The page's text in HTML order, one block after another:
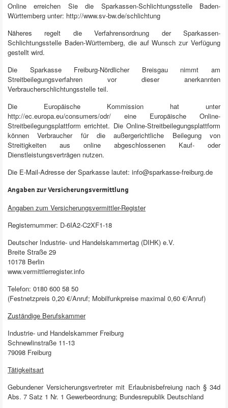
Online erreichen Sie die Sparkassen-Schlichtungsstelle Baden-
Württemberg unter: http://www.sv-bw.de/schlichtung
Näheres regelt die Verfahrensordnung der Sparkassen-
Schlichtungsstelle Baden-Württemberg, die auf Wunsch zur Verfügung
gestellt wird.
Die Sparkasse Freiburg-Nördlicher Breisgau nimmt am
Streitbeilegungsverfahren vor dieser anerkannten
Verbraucherschlichtungsstelle teil.
Die Europäische Kommission hat unter
http://ec.europa.eu/consumers/odr/ eine Europäische Online-
Streitbeilegungsplattform errichtet. Die Online-Streitbeilegungsplattform
können Verbraucher für die außergerichtliche Beilegung von
Streitigkeiten aus online abgeschlossenen Kauf- oder
Dienstleistungsverträgen nutzen.
Die E-Mail-Adresse der Sparkasse lautet: info@sparkasse-freiburg.de
Angaben zur Versicherungsvermittlung
Angaben zum Versicherungsvermittler-Register
Registernummer: D-6IA2-C2XF1-18
Deutscher Industrie- und Handelskammertag (DIHK) e.V.
Breite Straße 29
10178 Berlin
www.vermittlerregister.info
Telefon: 0180 600 58 50
(Festnetzpreis 0,20 €/Anruf; Mobilfunkpreise maximal 0,60 €/Anruf)
Zuständige Berufskammer
Industrie- und Handelskammer Freiburg
Schnewlinstraße 11-13
79098 Freiburg
Tätigkeitsart
Gebundener Versicherungs­vertreter mit Erlaubnis­befreiung nach § 34d
Abs. 7 Satz 1 Nr. 1 Gewerbe­ordnung; Bundes­republik Deutschland